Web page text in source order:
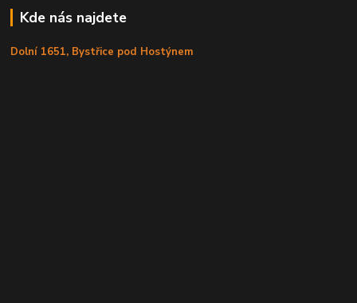
Kde nás najdete
Dolní 1651, Bystřice pod Hostýnem